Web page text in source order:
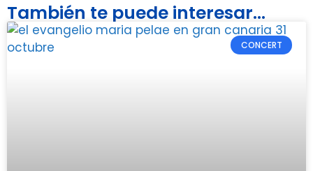
También te puede interesar...
CONCERT